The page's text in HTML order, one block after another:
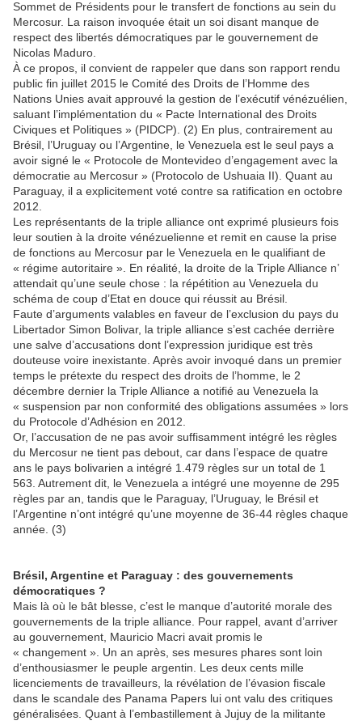
Sommet de Présidents pour le transfert de fonctions au sein du
Mercosur. La raison invoquée était un soi disant manque de
respect des libertés démocratiques par le gouvernement de
Nicolas Maduro.
À ce propos, il convient de rappeler que dans son rapport rendu
public fin juillet 2015 le Comité des Droits de l’Homme des
Nations Unies avait approuvé la gestion de l’exécutif vénézuélien,
saluant l’implémentation du « Pacte International des Droits
Civiques et Politiques » (PIDCP). (2) En plus, contrairement au
Brésil, l’Uruguay ou l’Argentine, le Venezuela est le seul pays a
avoir signé le « Protocole de Montevideo d’engagement avec la
démocratie au Mercosur » (Protocolo de Ushuaia II). Quant au
Paraguay, il a explicitement voté contre sa ratification en octobre
2012.
Les représentants de la triple alliance ont exprimé plusieurs fois
leur soutien à la droite vénézuelienne et remit en cause la prise
de fonctions au Mercosur par le Venezuela en le qualifiant de
« régime autoritaire ». En réalité, la droite de la Triple Alliance n’
attendait qu’une seule chose : la répétition au Venezuela du
schéma de coup d’Etat en douce qui réussit au Brésil.
Faute d’arguments valables en faveur de l’exclusion du pays du
Libertador Simon Bolivar, la triple alliance s’est cachée derrière
une salve d’accusations dont l’expression juridique est très
douteuse voire inexistante. Après avoir invoqué dans un premier
temps le prétexte du respect des droits de l’homme, le 2
décembre dernier la Triple Alliance a notifié au Venezuela la
« suspension par non conformité des obligations assumées » lors
du Protocole d’Adhésion en 2012.
Or, l’accusation de ne pas avoir suffisamment intégré les règles
du Mercosur ne tient pas debout, car dans l’espace de quatre
ans le pays bolivarien a intégré 1.479 règles sur un total de 1
563. Autrement dit, le Venezuela a intégré une moyenne de 295
règles par an, tandis que le Paraguay, l’Uruguay, le Brésil et
l’Argentine n’ont intégré qu’une moyenne de 36-44 règles chaque
année. (3)
Brésil, Argentine et Paraguay : des gouvernements
démocratiques ?
Mais là où le bât blesse, c’est le manque d’autorité morale des
gouvernements de la triple alliance. Pour rappel, avant d’arriver
au gouvernement, Mauricio Macri avait promis le
« changement ». Un an après, ses mesures phares sont loin
d’enthousiasmer le peuple argentin. Les deux cents mille
licenciements de travailleurs, la révélation de l’évasion fiscale
dans le scandale des Panama Papers lui ont valu des critiques
généralisées. Quant à l’embastillement à Jujuy de la militante